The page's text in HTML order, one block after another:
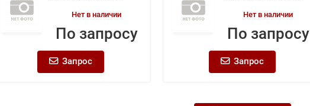
Нет в наличии
По запросу
Запрос
Нет в наличии
По запросу
Запрос